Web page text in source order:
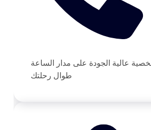
عالية الجودة على مدار الساعة
طوال رحلتك